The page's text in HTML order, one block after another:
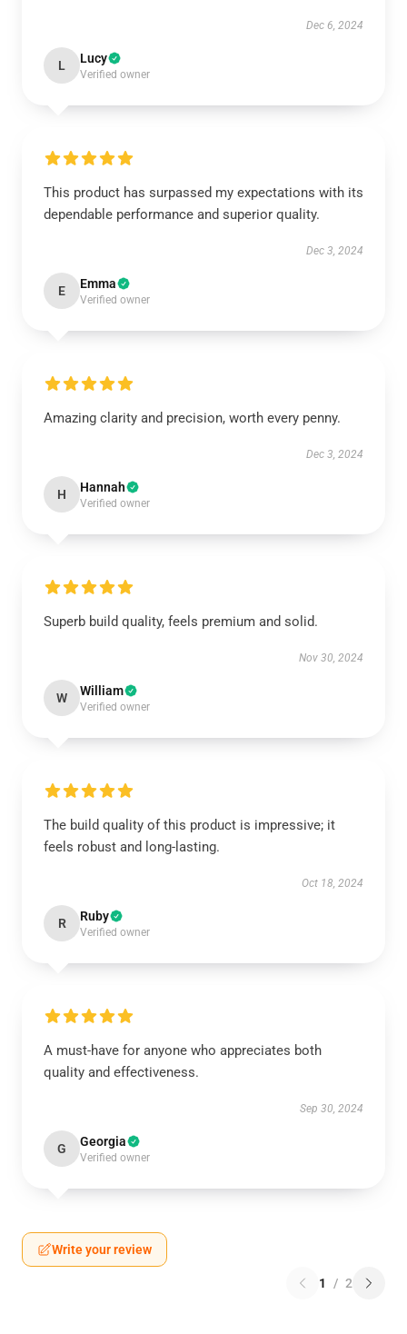
Dec 6, 2024
L Lucy
Verified owner
This product has surpassed my expectations with its
dependable performance and superior quality.
Dec 3, 2024
E Emma
Verified owner
Amazing clarity and precision, worth every penny.
Dec 3, 2024
H Hannah
Verified owner
Superb build quality, feels premium and solid.
Nov 30, 2024
W William
Verified owner
The build quality of this product is impressive; it
feels robust and long-lasting.
Oct 18, 2024
R Ruby
Verified owner
A must-have for anyone who appreciates both
quality and effectiveness.
Sep 30, 2024
G Georgia
Verified owner
Write your review
1 / 2